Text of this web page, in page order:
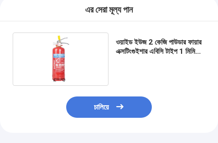
এর সেরা মূল্য পান
ওয়াইড ইউজ 2 কেজি পাউডার ফায়ার
এক্সটিংগুইশার এবিসি টাইপ 1 মিমি
চালিয়ে